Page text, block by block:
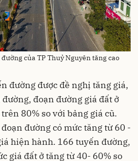
của TP Thuỷ Nguyên tăng cao
đường được đề nghị tăng giá,
đoạn đường giá đất ở
80% so với bảng giá cũ.
đường có mức tăng từ 60 -
hiện hành. 166 tuyến đường,
giá đất ở tăng từ 40- 60% so